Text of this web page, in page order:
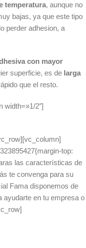
temperatura, aunque no
bajas, ya que este tipo
perder adhesion, a
con mayor
superficie, es de larga
que el resto.
width=»1/2″]
top:
las características de
te convenga para su
Fama disponemos de
ayudarte en tu empresa o